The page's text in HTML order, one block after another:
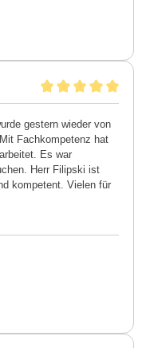
gestern wieder von
Fachkompetenz hat
Es war
Herr Filipski ist
kompetent. Vielen für